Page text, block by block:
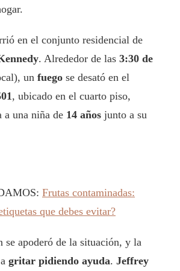
en el conjunto residencial de
. Alrededor de las 3:30 de
un fuego se desató en el
, ubicado en el cuarto piso,
a una niña de 14 años junto a su
Frutas contaminadas:
que debes evitar?
se apoderó de la situación, y la
gritar pidiendo ayuda. Jeffrey